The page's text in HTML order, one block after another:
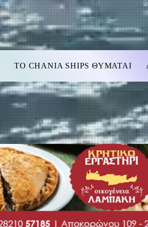
TO CHANIA SHIPS ΘΥΜΑΤΑΙ